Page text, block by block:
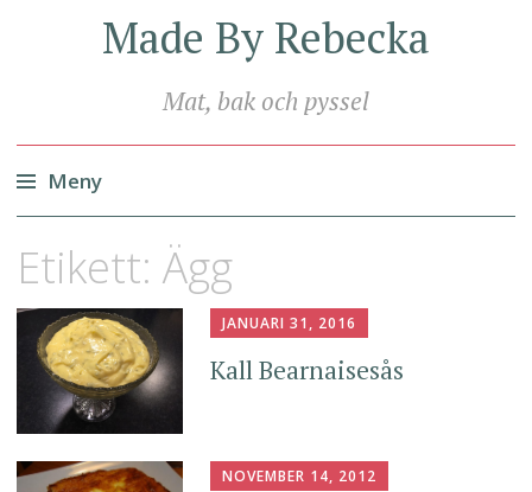
Made By Rebecka
Mat, bak och pyssel
Meny
till
Etikett: Ägg
JANUARI 31, 2016
Kall Bearnaisesås
NOVEMBER 14, 2012